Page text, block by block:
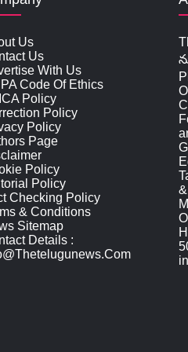
Us
Us
With Us
Code Of Ethics
Policy
Policy
Policy
Page
Policy
Policy
Checking Policy
& Conditions
Sitemap
Details :